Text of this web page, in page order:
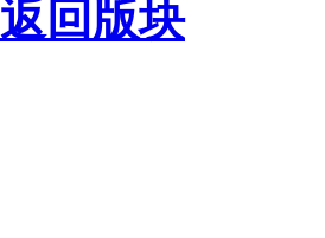
返回版块